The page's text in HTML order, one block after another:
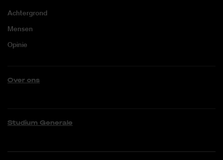
Achtergrond
Mensen
Opinie
Over ons
Studium Generale